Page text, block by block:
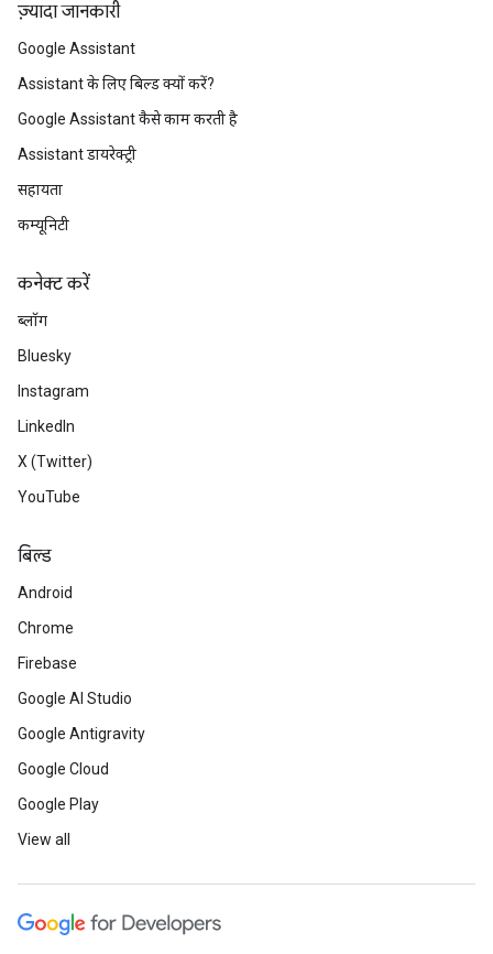
ज़्यादा जानकारी
Google Assistant
Assistant के लिए बिल्ड क्यों करें?
Google Assistant कैसे काम करती है
Assistant डायरेक्ट्री
सहायता
कम्यूनिटी
कनेक्ट करें
ब्लॉग
Bluesky
Instagram
LinkedIn
X (Twitter)
YouTube
बिल्ड
Android
Chrome
Firebase
Google AI Studio
Google Antigravity
Google Cloud
Google Play
View all